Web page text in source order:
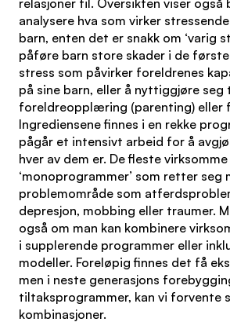
analysere hva som virker
barn, enten det er snakk om ‘varig
påføre barn store skader i de
stress som påvirker foreldrenes
på sine barn, eller å nyttiggjøre seg
foreldreopplæring (parenting) eller
Ingrediensene finnes i en rekke
pågår et intensivt arbeid for å
hver av dem er. De fleste
‘monoprogrammer’ som retter
problemområde som
depresjon, mobbing eller traumer.
også om man kan kombinere
i supplerende programmer eller
modeller. Foreløpig finnes det få
men i neste generasjons
tiltaksprogrammer, kan vi forvente
kombinasjoner.